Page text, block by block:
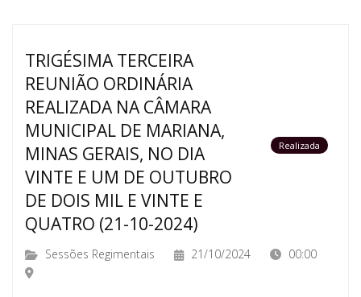
TRIGÉSIMA TERCEIRA
REUNIÃO ORDINÁRIA
REALIZADA NA CÂMARA
MUNICIPAL DE MARIANA,
MINAS GERAIS, NO DIA
VINTE E UM DE OUTUBRO
DE DOIS MIL E VINTE E
QUATRO (21-10-2024)
Realizada
Sessões Regimentais 21/10/2024 00:00